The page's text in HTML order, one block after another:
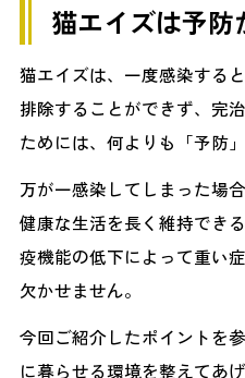
猫エイズは予防
猫エイズは、一度感染する
排除することができず、完
ためには、何よりも「予防
万が一感染してしまった場
健康な生活を長く維持でき
疫機能の低下によって重い
欠かせません。
今回ご紹介したポイントを
に暮らせる環境を整えてあ